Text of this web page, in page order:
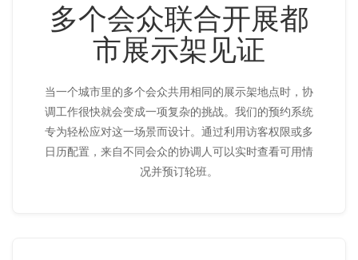
多个会众联合开展都
市展示架见证
当一个城市里的多个会众共用相同的展示架地点时，协
调工作很快就会变成一项复杂的挑战。我们的预约系统
专为轻松应对这一场景而设计。通过利用访客权限或多
日历配置，来自不同会众的协调人可以实时查看可用情
况并预订轮班。